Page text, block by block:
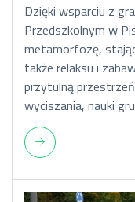
Dzięki wsparciu z
Przedszkolnym w
metamorfozę,
także relaksu i
przytulną
wyciszania, nauki